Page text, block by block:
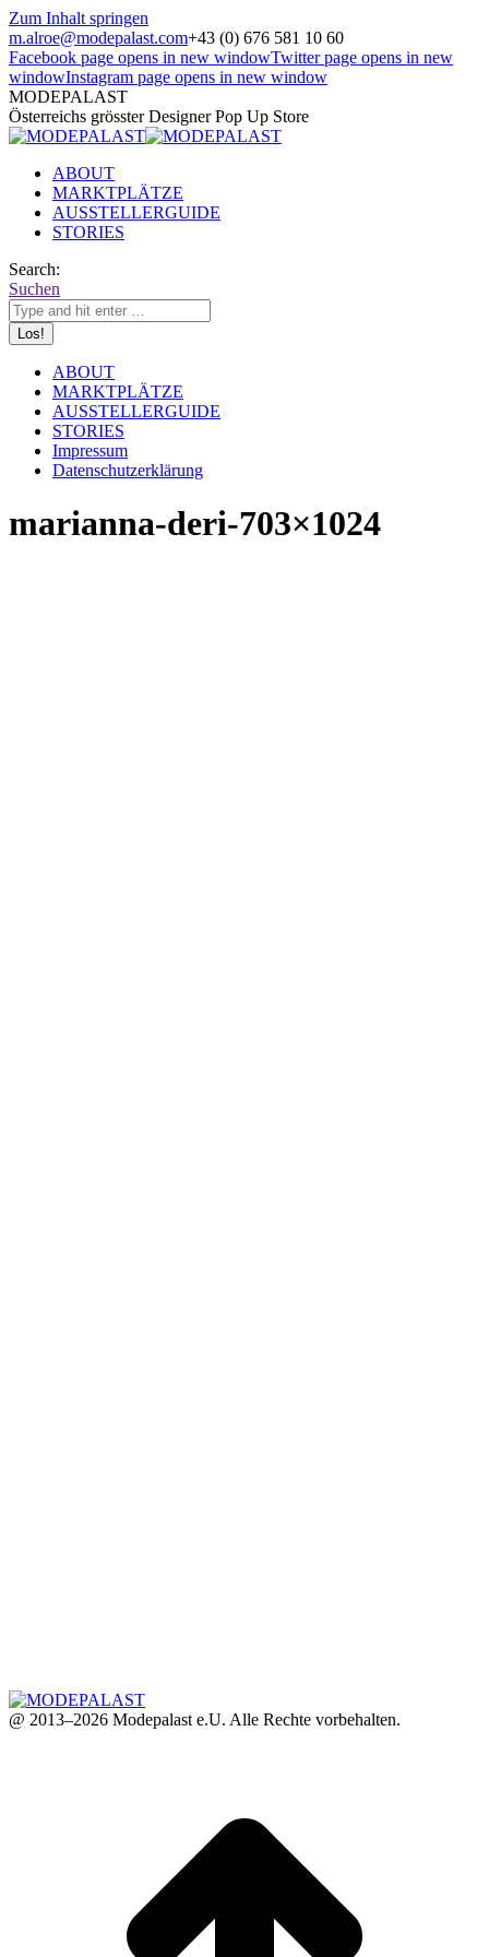
Zum Inhalt springen
m.alroe@modepalast.com+43 (0) 676 581 10 60
Facebook page opens in new windowTwitter page opens in new
windowInstagram page opens in new window
MODEPALAST
Österreichs grösster Designer Pop Up Store
ABOUT
MARKTPLÄTZE
AUSSTELLERGUIDE
STORIES
Search:
Suchen
ABOUT
MARKTPLÄTZE
AUSSTELLERGUIDE
STORIES
Impressum
Datenschutzerklärung
marianna-deri-703×1024
@ 2013–2026 Modepalast e.U. Alle Rechte vorbehalten.